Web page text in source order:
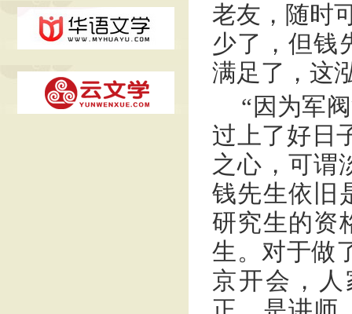
老友，随时
少了，但钱
满足了，这
“因为军
过上了好日
之心，可谓
钱先生依旧
研究生的资
生。对于做
京开会，